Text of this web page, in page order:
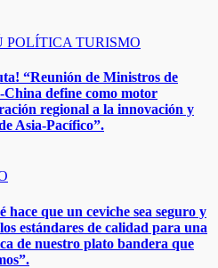
POLÍTICA TURISMO
“Reunión de Ministros de
define como motor
regional a la innovación y
Asia‑Pacífico”.
hace que un ceviche sea seguro y
estándares de calidad para una
de nuestro plato bandera que